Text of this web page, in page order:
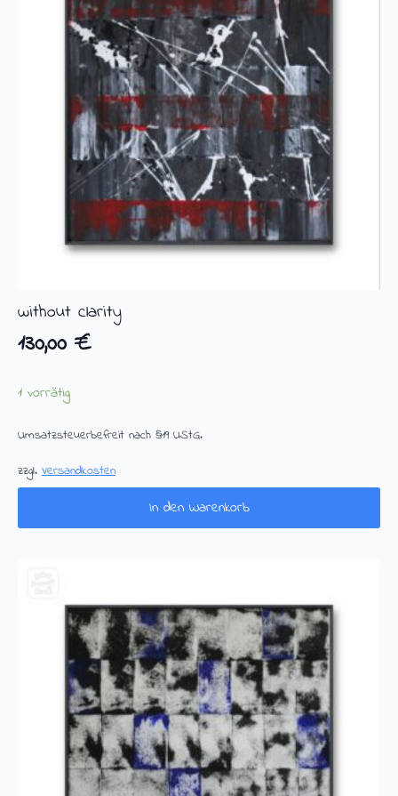
without clarity
130,00 €
1 vorrätig
Umsatzsteuerbefreit nach §19 UStG.
zzgl. Versandkosten
In den Warenkorb